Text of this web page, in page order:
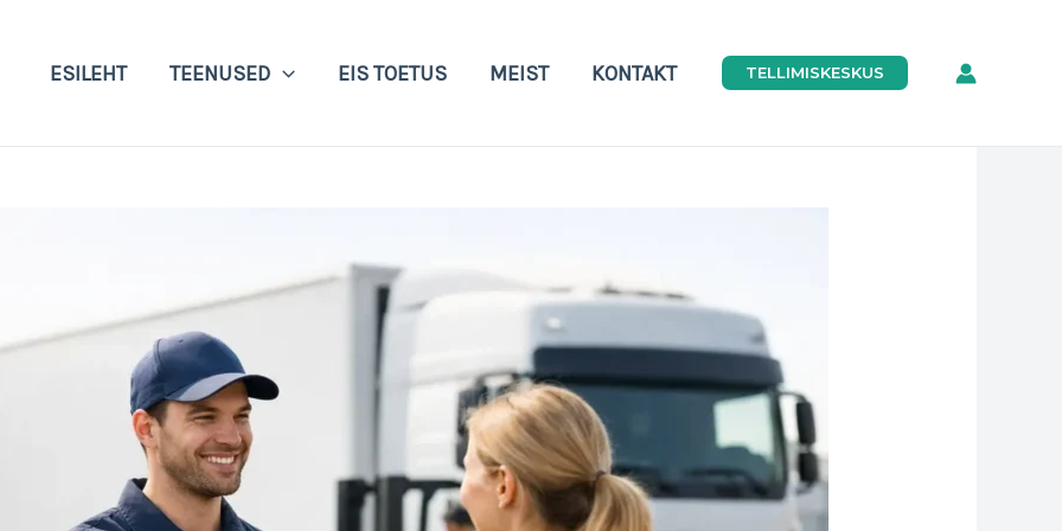
ESILEHT TEENUSED EIS TOETUS MEIST KONTAKT TELLIMISKESKUS